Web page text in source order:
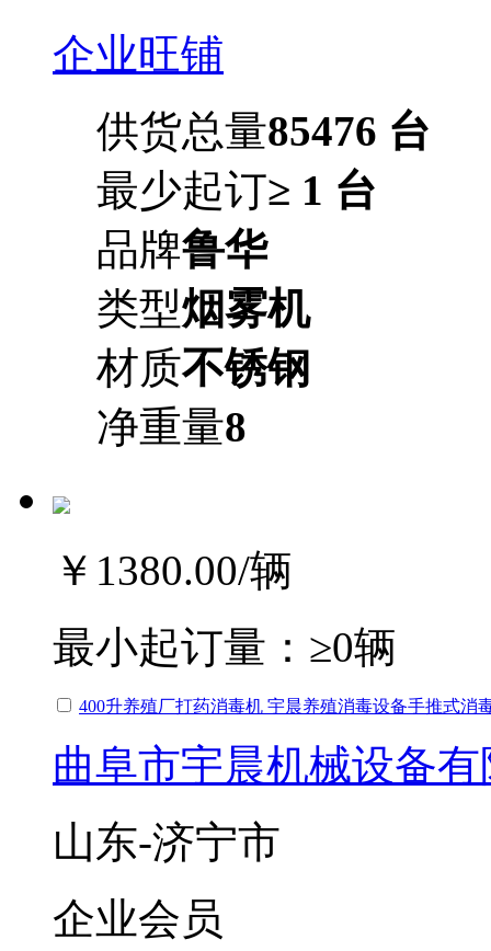
企业旺铺
供货总量85476 台
最少起订≥ 1 台
品牌鲁华
类型烟雾机
材质不锈钢
净重量8
￥1380.00/辆
最小起订量： ≥0辆
400升养殖厂打药消毒机 宇晨养殖消毒设备手推式消
曲阜市宇晨机械设备
山东-济宁市
企业会员